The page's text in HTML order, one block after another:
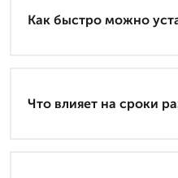
Как быстро можно
Что влияет на сроки